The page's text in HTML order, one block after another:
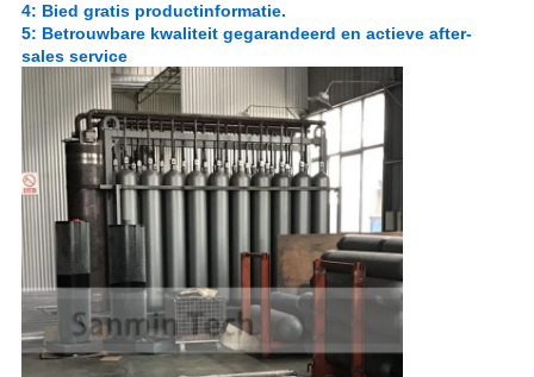
4: Bied gratis productinformatie.
5: Betrouwbare kwaliteit gegarandeerd en actieve after-
sales service